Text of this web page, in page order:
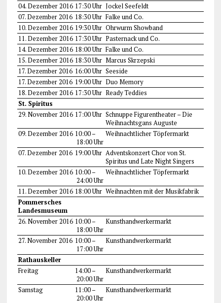
04. Dezember 2016 17:30 Uhr Jockel Seefeldt
07. Dezember 2016 18:30 Uhr Falke und Co.
10. Dezember 2016 19:30 Uhr Ohrwurm Showband
11. Dezember 2016 17:30 Uhr Pasternack und Co.
14. Dezember 2016 18:00 Uhr Falke und Co.
15. Dezember 2016 18:30 Uhr Marcus Skrzepski
17. Dezember 2016 16:00 Uhr Seeside
17. Dezember 2016 19:00 Uhr Duo Memory
18. Dezember 2016 17:30 Uhr Ready Teddies
St. Spiritus
29. November 2016 17:00 Uhr Schnuppe Figurentheater – Die
Weihnachtsgans Auguste
09. Dezember 2016 10:00 –
18:00 Uhr
Weihnachtlicher Töpfermarkt
07. Dezember 2016 19:00 Uhr Adventskonzert Chor von St.
Spiritus und Late Night Singers
10. Dezember 2016 10:00 –
24:00 Uhr
Weihnachtlicher Töpfermarkt
11. Dezember 2016 18:00 Uhr Weihnachten mit der Musikfabrik
Pommersches
Landesmuseum
26. November 2016 10:00 –
18:00 Uhr
Kunsthandwerkermarkt
27. November 2016 10:00 –
17:00 Uhr
Kunsthandwerkermarkt
Rathauskeller
Freitag
14:00 –
20:00 Uhr
Kunsthandwerkermarkt
Samstag
11:00 –
20:00 Uhr
Kunsthandwerkermarkt